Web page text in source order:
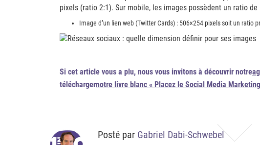
pixels (ratio 2:1). Sur mobile, les images possèdent un ratio de
Image d’un lien web (Twitter Cards) : 506×254 pixels soit un ratio
Si cet article vous a plu, nous vous invitons à découvrir notre
téléchargernotre livre blanc « Placez le Social Media
Posté par Gabriel Dabi-Schwebel